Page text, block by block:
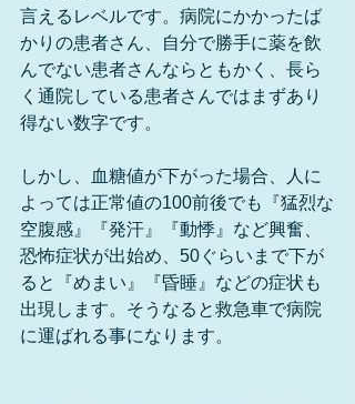
言えるレベルです。病院にかかったば
かりの患者さん、自分で勝手に薬を飲
んでない患者さんならともかく、長ら
く通院している患者さんではまずあり
得ない数字です。
しかし、血糖値が下がった場合、人に
よっては正常値の100前後でも『猛烈な
空腹感』『発汗』『動悸』など興奮、
恐怖症状が出始め、50ぐらいまで下が
ると『めまい』『昏睡』などの症状も
出現します。そうなると救急車で病院
に運ばれる事になります。